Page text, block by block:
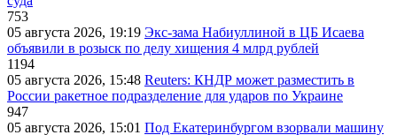
753
05 августа 2026, 19:19 Экс-зама Набиуллиной в ЦБ Исаева
объявили в розыск по делу хищения 4 млрд рублей
1194
05 августа 2026, 15:48 Reuters: КНДР может разместить в
России ракетное подразделение для ударов по Украине
947
05 августа 2026, 15:01 Под Екатеринбургом взорвали машину